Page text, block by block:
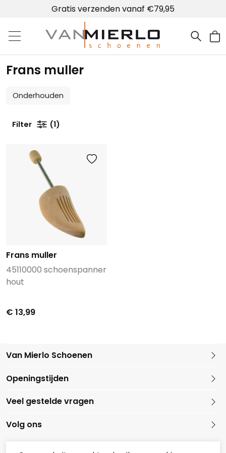
Gratis verzenden vanaf €79,95
Home | Van Mierlo schoenen
Frans muller
Onderhouden
Filter 1
Frans muller
45110000 schoenspanner
hout
€ 13,99
Van Mierlo Schoenen
Openingstijden
Veel gestelde vragen
Volg ons